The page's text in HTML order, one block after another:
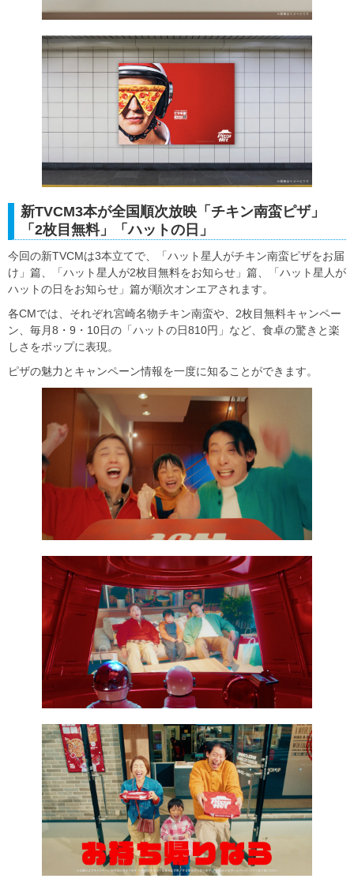
新TVCM3本が全国順次放映「チキン南蛮ピザ」
「2枚目無料」「ハットの日」
今回の新TVCMは3本立てで、「ハット星人がチキン南蛮ピザをお届
け」篇、「ハット星人が2枚目無料をお知らせ」篇、「ハット星人が
ハットの日をお知らせ」篇が順次オンエアされます。
各CMでは、それぞれ宮崎名物チキン南蛮や、2枚目無料キャンペー
ン、毎月8・9・10日の「ハットの日810円」など、食卓の驚きと楽
しさをポップに表現。
ピザの魅力とキャンペーン情報を一度に知ることができます。